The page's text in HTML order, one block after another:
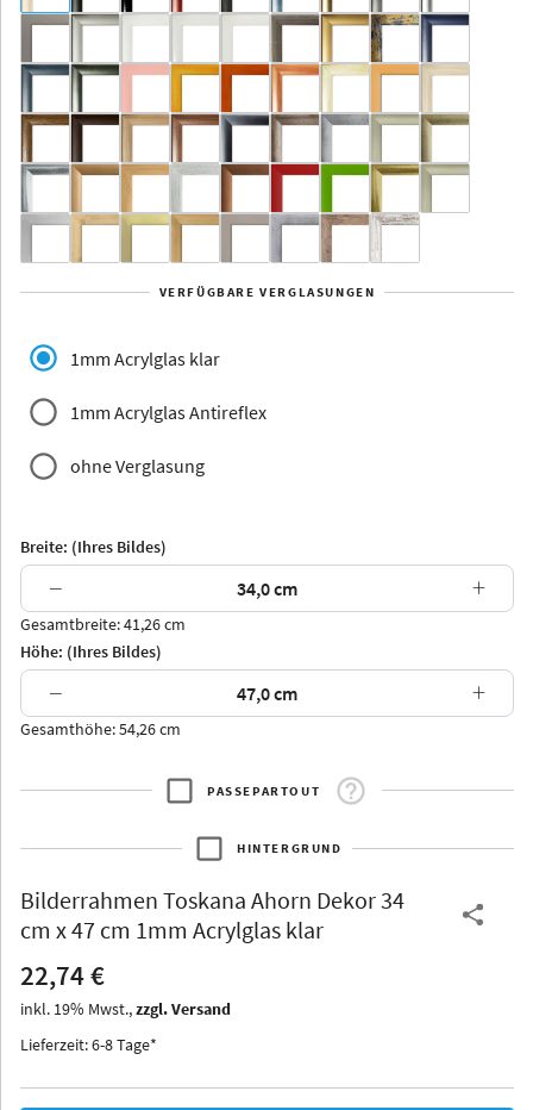
Rahmenloser
Aluminium
Yukon Alaska
Jersey Dauphine
Arran Luzern
Thurgau
Iowa
VERFÜGBARE VERGLASUNGEN
1mm Acrylglas klar
1mm Acrylglas Antireflex
ohne Verglasung
Breite: (Ihres Bildes)
− +
Gesamtbreite: 41,26 cm
Höhe: (Ihres Bildes)
− +
Gesamthöhe: 54,26 cm
PASSEPARTOUT
HINTERGRUND
Bilderrahmen Toskana Ahorn Dekor 34
cm x 47 cm 1mm Acrylglas klar
22,74 €
inkl. 19% Mwst.,zzgl. Versand
Lieferzeit: 6-8 Tage*